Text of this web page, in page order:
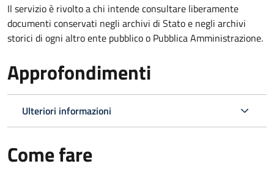
Il servizio è rivolto a chi intende consultare liberamente
documenti conservati negli archivi di Stato e negli archivi
storici di ogni altro ente pubblico o Pubblica Amministrazione.
Approfondimenti
Ulteriori informazioni
Come fare